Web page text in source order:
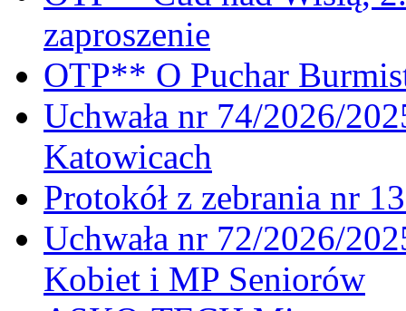
zaproszenie
OTP** O Puchar
Uchwała nr 74/2026/
Katowicach
Protokół z zebrania nr
Uchwała nr 72/2026/
Kobiet i MP Seniorów